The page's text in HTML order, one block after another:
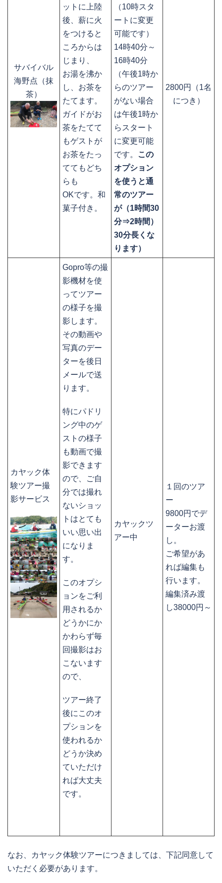
サバイバル
海野点（抹
茶）
ットに上陸
後、薪に火
をつけると
ころからは
じまり、
お湯を沸か
し、お茶を
たてます。
ガイドがお
茶をたてて
もゲストが
お茶をたっ
ててもどち
らも
OKです。和
菓子付き。
（10時スタ
ートに変更
可能です）
14時40分～
16時40分
（午後1時か
らのツアー
がない場合
は午後1時か
らスタート
に変更可能
です。
この
オプション
を使うと通
常のツアー
が（1時間30
分⇒2時間）
30分長くな
ります）
2800円（1名
につき）
カヤック体
験ツアー撮
影サービス
Gopro等の撮
影機材を使
ってツアー
の様子を撮
影します。
その動画や
写真のデー
ターを後日
メールで送
ります。
特にパドリ
ング中のゲ
ストの様子
も動画で撮
影できます
ので、ご自
分では撮れ
ないショッ
トはとても
いい思い出
になりま
す。
このオプシ
ョンをご利
用されるか
どうかにか
かわらず毎
回撮影はお
こないます
ので、
ツアー終了
後にこのオ
プションを
使われるか
どうか決め
ていただけ
れば大丈夫
です。
カヤックツ
アー中
１回のツア
ー
9800円でデ
ーターお渡
し。
ご希望があ
れば編集も
行います。
編集済み渡
し38000円～
なお、カヤック体験ツアーにつきましては、下記同意して
いただく必要があります。